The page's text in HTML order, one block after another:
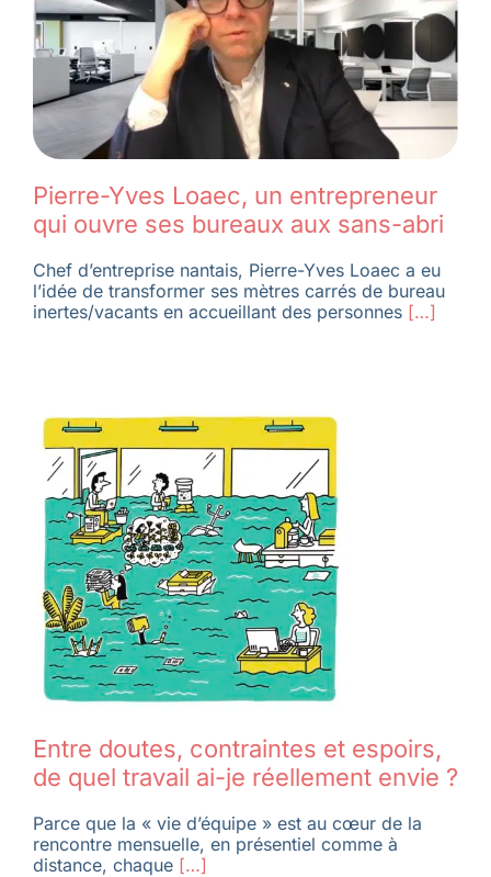
Pierre-Yves Loaec, un entrepreneur
qui ouvre ses bureaux aux sans-abri
Chef d’entreprise nantais, Pierre-Yves Loaec a eu
l’idée de transformer ses mètres carrés de bureau
inertes/vacants en accueillant des personnes[…]
Entre doutes, contraintes et espoirs,
de quel travail ai-je réellement envie ?
Parce que la « vie d’équipe » est au cœur de la
rencontre mensuelle, en présentiel comme à
distance, chaque[…]